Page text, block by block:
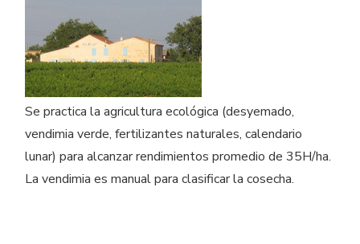
Se practica la agricultura ecológica (desyemado,
vendimia verde, fertilizantes naturales, calendario
lunar) para alcanzar rendimientos promedio de 35H/ha.
La vendimia es manual para clasificar la cosecha.